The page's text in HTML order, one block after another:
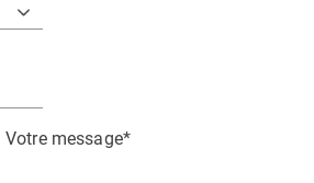
Votre message*